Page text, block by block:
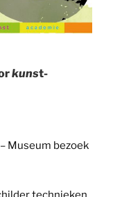
kunst-
Museum bezoek